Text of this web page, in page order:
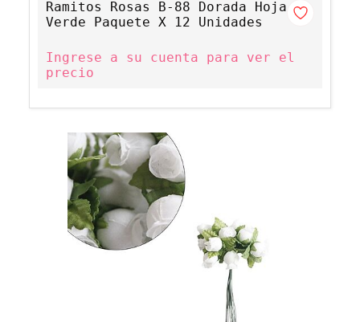
Ramitos Rosas B-88 Dorada Hoja
Verde Paquete X 12 Unidades
Ingrese a su cuenta para ver el
precio